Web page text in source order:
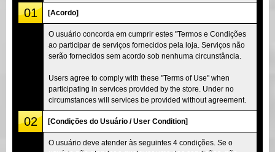
01 [Acordo]
O usuário concorda em cumprir estes "Termos e Condições
ao participar de serviços fornecidos pela loja. Serviços não
serão fornecidos sem acordo sob nenhuma circunstância.
Users agree to comply with these "Terms of Use" when
participating in services provided by the store. Under no
circumstances will services be provided without agreement.
02 [Condições do Usuário / User Condition]
O usuário deve atender às seguintes 4 condições. Se o